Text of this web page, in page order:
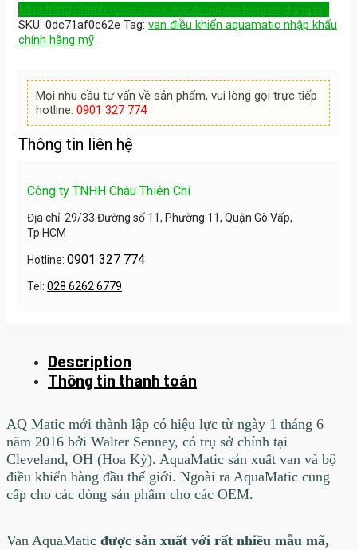
Mua hàng nhanh (Cách nhanh nhất để gửi đơn hàng tới chúng tôi)
SKU: 0dc71af0c62e Tag: van điều khiển aquamatic nhập khẩu
chính hãng mỹ
Mọi nhu cầu tư vấn về sản phẩm, vui lòng gọi trực tiếp
hotline: 0901 327 774
Thông tin liên hệ
Công ty TNHH Châu Thiên Chí
Địa chỉ: 29/33 Đường số 11, Phường 11, Quận Gò Vấp,
Tp.HCM
Hotline: 0901 327 774
Tel: 028 6262 6779
Description
Thông tin thanh toán
AQ Matic mới thành lập có hiệu lực từ ngày 1 tháng 6
năm 2016 bởi Walter Senney, có trụ sở chính tại
Cleveland, OH (Hoa Kỳ). AquaMatic sản xuất van và bộ
điều khiển hàng đầu thế giới. Ngoài ra AquaMatic cung
cấp cho các dòng sản phẩm cho các OEM.
Van AquaMatic được sản xuất với rất nhiều mẫu mã,